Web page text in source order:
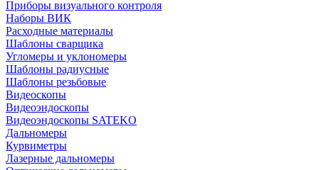
Приборы визуального контроля
Наборы ВИК
Расходные материалы
Шаблоны сварщика
Угломеры и уклономеры
Шаблоны радиусные
Шаблоны резьбовые
Видеоскопы
Видеоэндоскопы
Видеоэндоскопы SATEKO
Дальномеры
Курвиметры
Лазерные дальномеры